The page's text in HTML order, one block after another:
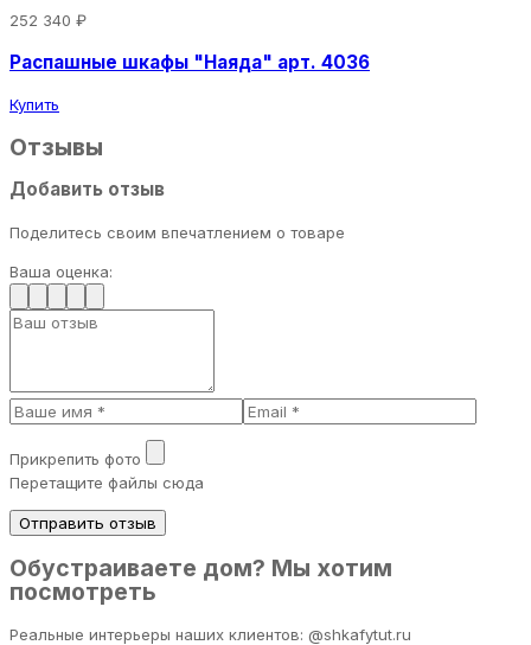
252 340 ₽
Распашные шкафы "Наяда" арт. 4036
Купить
Отзывы
Добавить отзыв
Поделитесь своим впечатлением о товаре
Ваша оценка:
Прикрепить фото
Перетащите файлы сюда
Отправить отзыв
Обустраиваете дом? Мы хотим
посмотреть
Реальные интерьеры наших клиентов: @shkafytut.ru